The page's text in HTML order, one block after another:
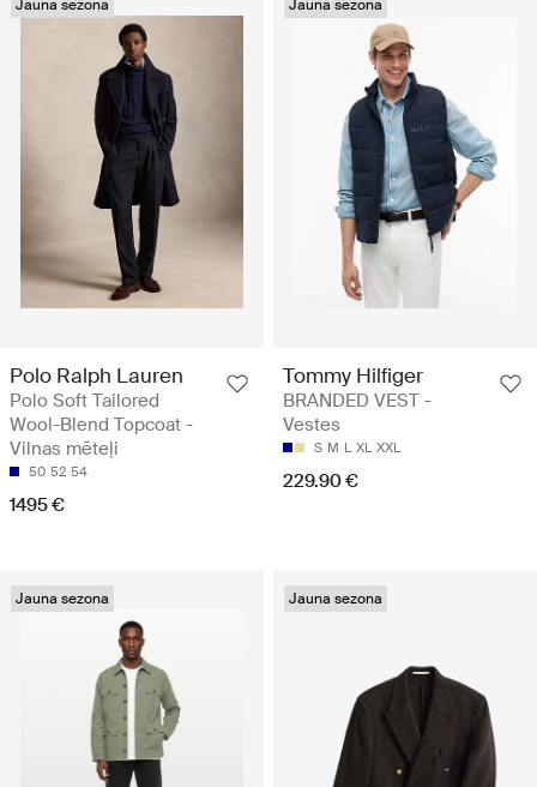
Jauna sezona
Polo Ralph Lauren
Polo Soft Tailored
Wool-Blend Topcoat -
Vilnas mēteļi
50 52 54
1495 €
Jauna sezona
Tommy Hilfiger
BRANDED VEST -
Vestes
S M L XL XXL
229.90 €
Jauna sezona Jauna sezona